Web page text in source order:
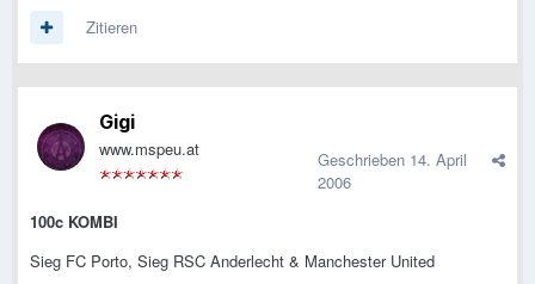
Zitieren
Gigi
www.mspeu.at Geschrieben 14. April
2006
100c KOMBI
Sieg FC Porto, Sieg RSC Anderlecht & Manchester United